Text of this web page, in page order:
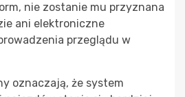
nie zostanie mu przyznana
ani elektroniczne
przeglądu w
oznaczają, że system